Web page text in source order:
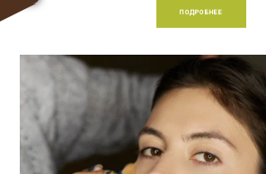
ПОДРОБНЕЕ